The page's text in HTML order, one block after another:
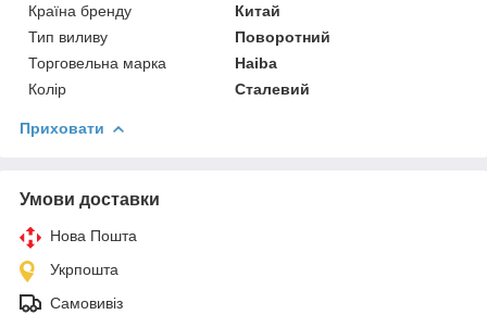
Країна бренду
Китай
Тип виливу
Поворотний
Торговельна марка
Haiba
Колір
Сталевий
Приховати
Умови доставки
Нова Пошта
Укрпошта
Самовивіз